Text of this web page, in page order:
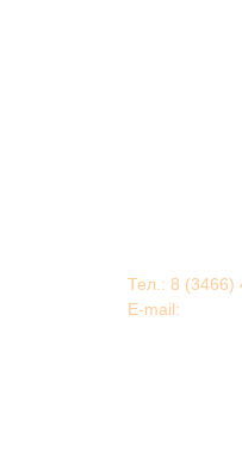
Тел.: 8 (3466)
E-mail: